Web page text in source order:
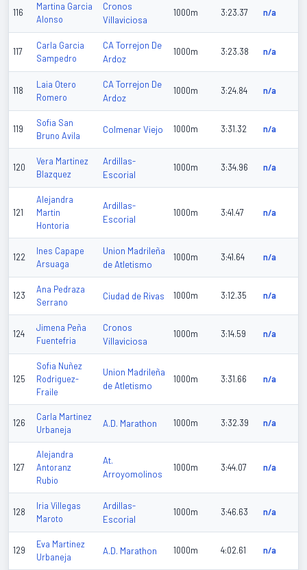
116
Martina Garcia
Alonso
Cronos
Villaviciosa
1000m 3:23.37 n/a
117
Carla Garcia
Sampedro
CA Torrejon De
Ardoz
1000m 3:23.38 n/a
118
Laia Otero
Romero
CA Torrejon De
Ardoz
1000m 3:24.84 n/a
119
Sofia San
Bruno Avila
Colmenar Viejo 1000m 3:31.32 n/a
120
Vera Martinez
Blazquez
Ardillas-
Escorial
1000m 3:34.96 n/a
121
Alejandra
Martin
Hontoria
Ardillas-
Escorial
1000m 3:41.47 n/a
122
Ines Capape
Arsuaga
Union Madrileña
de Atletismo
1000m 3:41.64 n/a
123
Ana Pedraza
Serrano
Ciudad de Rivas 1000m 3:12.35 n/a
124
Jimena Peña
Fuentefria
Cronos
Villaviciosa
1000m 3:14.59 n/a
125
Sofia Nuñez
Rodriguez-
Fraile
Union Madrileña
de Atletismo
1000m 3:31.66 n/a
126
Carla Martinez
Urbaneja
A.D. Marathon 1000m 3:32.39 n/a
127
Alejandra
Antoranz
Rubio
At.
Arroyomolinos
1000m 3:44.07 n/a
128
Iria Villegas
Maroto
Ardillas-
Escorial
1000m 3:46.63 n/a
129
Eva Martinez
Urbaneja
A.D. Marathon 1000m 4:02.61 n/a